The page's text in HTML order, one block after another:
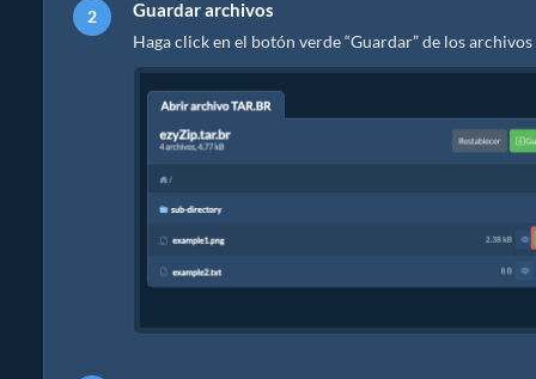
Guardar archivos
Haga click en el botón verde “Guardar” de los